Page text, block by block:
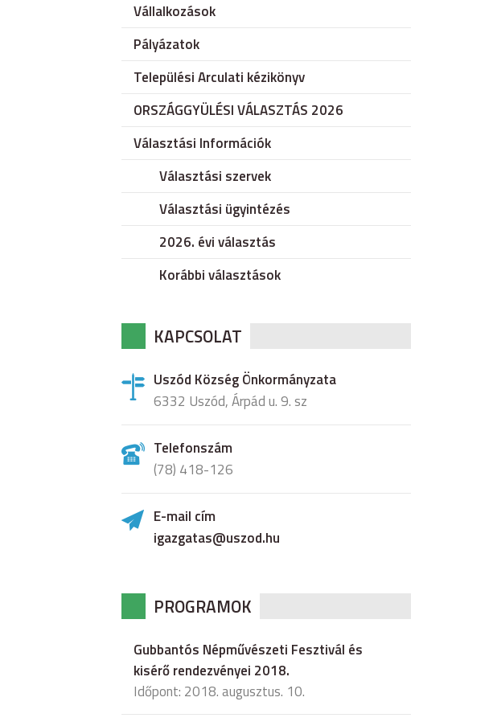
Vállalkozások
Pályázatok
Települési Arculati kézikönyv
ORSZÁGGYÜLÉSI VÁLASZTÁS 2026
Választási Információk
Választási szervek
Választási ügyintézés
2026. évi választás
Korábbi választások
KAPCSOLAT
Uszód Község Önkormányzata
6332 Uszód, Árpád u. 9. sz
Telefonszám
(78) 418-126
E-mail cím
igazgatas@uszod.hu
PROGRAMOK
Gubbantós Népművészeti Fesztivál és
kisérő rendezvényei 2018.
Időpont: 2018. augusztus. 10.